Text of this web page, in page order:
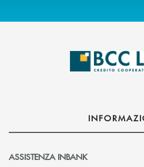
ASSISTENZA INBANK